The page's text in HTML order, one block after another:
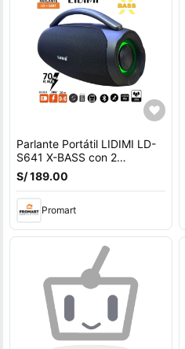
Parlante Portátil LIDIMI LD-
S641 X-BASS con 2
altavoces
S/ 189.00
Promart